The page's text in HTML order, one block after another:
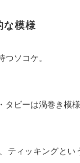
な模様
ソコケ。
タビーは渦巻き模
ティッキングと